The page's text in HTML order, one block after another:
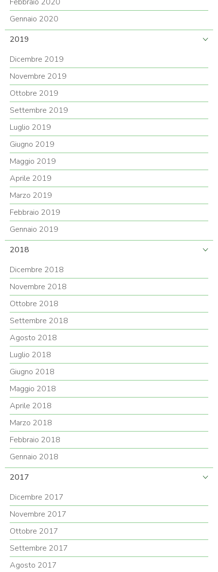
Gennaio 2020
2019
Dicembre 2019
Novembre 2019
Ottobre 2019
Settembre 2019
Luglio 2019
Giugno 2019
Maggio 2019
Aprile 2019
Marzo 2019
Febbraio 2019
Gennaio 2019
2018
Dicembre 2018
Novembre 2018
Ottobre 2018
Settembre 2018
Agosto 2018
Luglio 2018
Giugno 2018
Maggio 2018
Aprile 2018
Marzo 2018
Febbraio 2018
Gennaio 2018
2017
Dicembre 2017
Novembre 2017
Ottobre 2017
Settembre 2017
Agosto 2017